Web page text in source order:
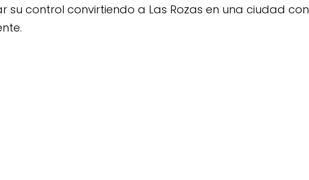
su control convirtiendo a Las Rozas en una ciudad